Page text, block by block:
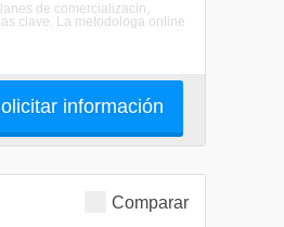
de comercializacin,
clave. La metodologa online
información
Comparar